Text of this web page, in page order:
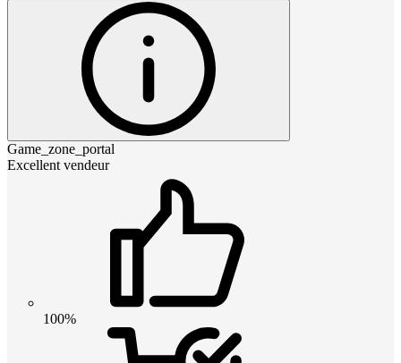
Game_zone_portal
Excellent vendeur
100%